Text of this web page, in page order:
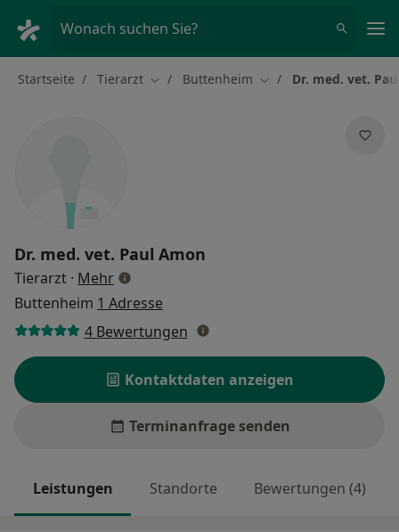
Wonach suchen Sie?
Startseite Tierarzt Stadt ändern
Buttenheim Stadt ändern
Dr. med. vet.
Dr. med. vet. Paul Amon
Tierarzt · Mehrüber Spezialisierungen
Buttenheim 1 Adresse
4 Bewertungen
Kontaktdaten anzeigen
Terminanfrage senden
Leistungen Standorte Bewertungen (4)